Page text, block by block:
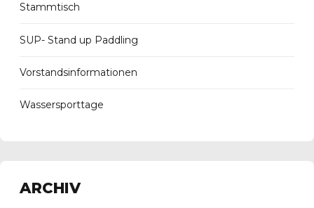
Stammtisch
SUP- Stand up Paddling
Vorstandsinformationen
Wassersporttage
ARCHIV